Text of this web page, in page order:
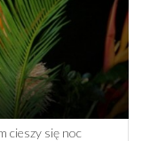
cieszy się noc